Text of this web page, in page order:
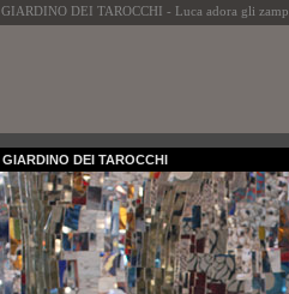
GIARDINO DEI TAROCCHI - Luca adora gli
GIARDINO DEI TAROCCHI